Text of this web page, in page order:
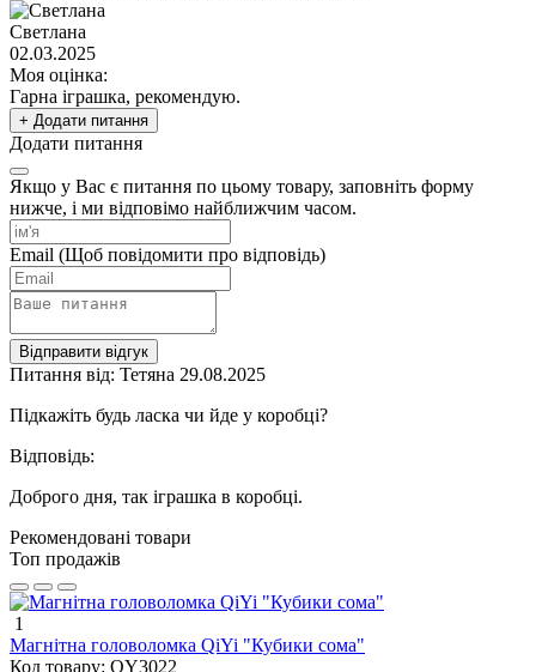
Светлана
02.03.2025
Моя оцінка:
Гарна іграшка, рекомендую.
+ Додати питання
Додати питання
Якщо у Вас є питання по цьому товару, заповніть форму
нижче, і ми відповімо найближчим часом.
Email (Щоб повідомити про відповідь)
Відправити відгук
Питання від: Тетяна 29.08.2025
Підкажіть будь ласка чи йде у коробці?
Відповідь:
Доброго дня, так іграшка в коробці.
Рекомендовані товари
Топ продажів
1
Магнітна головоломка QiYi "Кубики сома"
Код товару: QY3022